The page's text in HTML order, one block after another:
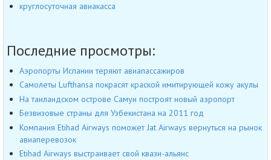
круглосуточная авиакасса
Последние просмотры:
Аэропорты Испании теряют авиапассажиров
Самолеты Lufthansa покрасят краской имитирующей кожу акулы
На таиландском острове Самуи построят новый аэропорт
Безвизовые страны для Узбекистана на 2011 год
Компания Etihad Airways поможет Jat Airways вернуться на рынок
авиаперевозок
Etihad Airways выстраивает свой квази-альянс